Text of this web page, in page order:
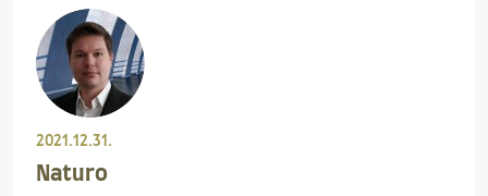
2021.12.31.
Naturo